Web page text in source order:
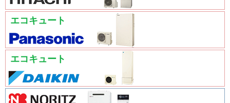
エコキュート
エコキュート